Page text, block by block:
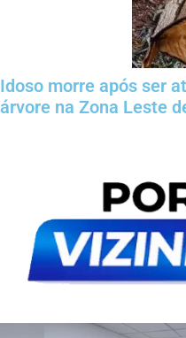
Idoso morre após ser
árvore na Zona Leste